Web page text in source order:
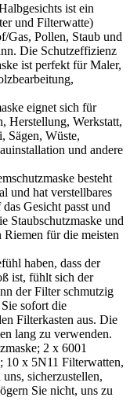
ist ein
und Filterwatte)
Gas, Pollen, Staub und
Die Schutzeffizienz
ist perfekt für Maler,
eignet sich für
Herstellung, Werkstatt,
Sägen, Wüste,
und andere
besteht
und hat verstellbares
Gesicht passt und
Staubschutzmaske und
für die meisten
haben, dass der
ist, fühlt sich der
der Filter schmutzig
sofort die
Filterkasten aus. Die
lang zu verwenden.
2 x 6001
10 x 5N11 Filterwatten,
sicherzustellen,
Sie nicht, uns zu